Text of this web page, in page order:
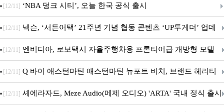
춘 초저전력 블루투스 LE SoC ‘BG2B’ 공개
[12/11] ‘NBA 덩크 시티’, 오늘 한국 공식 출시
[12/11] 넥슨, ‘서든어택’ 21주년 기념 협동 콘텐츠 ‘UP투게더’ 업데
이트
[12/11] 엔비디아, 로보택시 자율주행차용 프론티어급 개방형 모델
‘알파마요 2 슈퍼’ 상업적 이용 가능
[12/11] Q 바이 애스턴마틴 애스턴마틴 뉴포트 비치, 브랜드 헤리티
지 담은 ‘헤리티지 에디션 컬렉션’ 공개
[12/11] 셰에라자드, Meze Audio(메제 오디오) 'ARTA' 국내 정식 출시